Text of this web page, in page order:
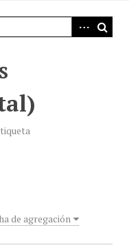
de agregación